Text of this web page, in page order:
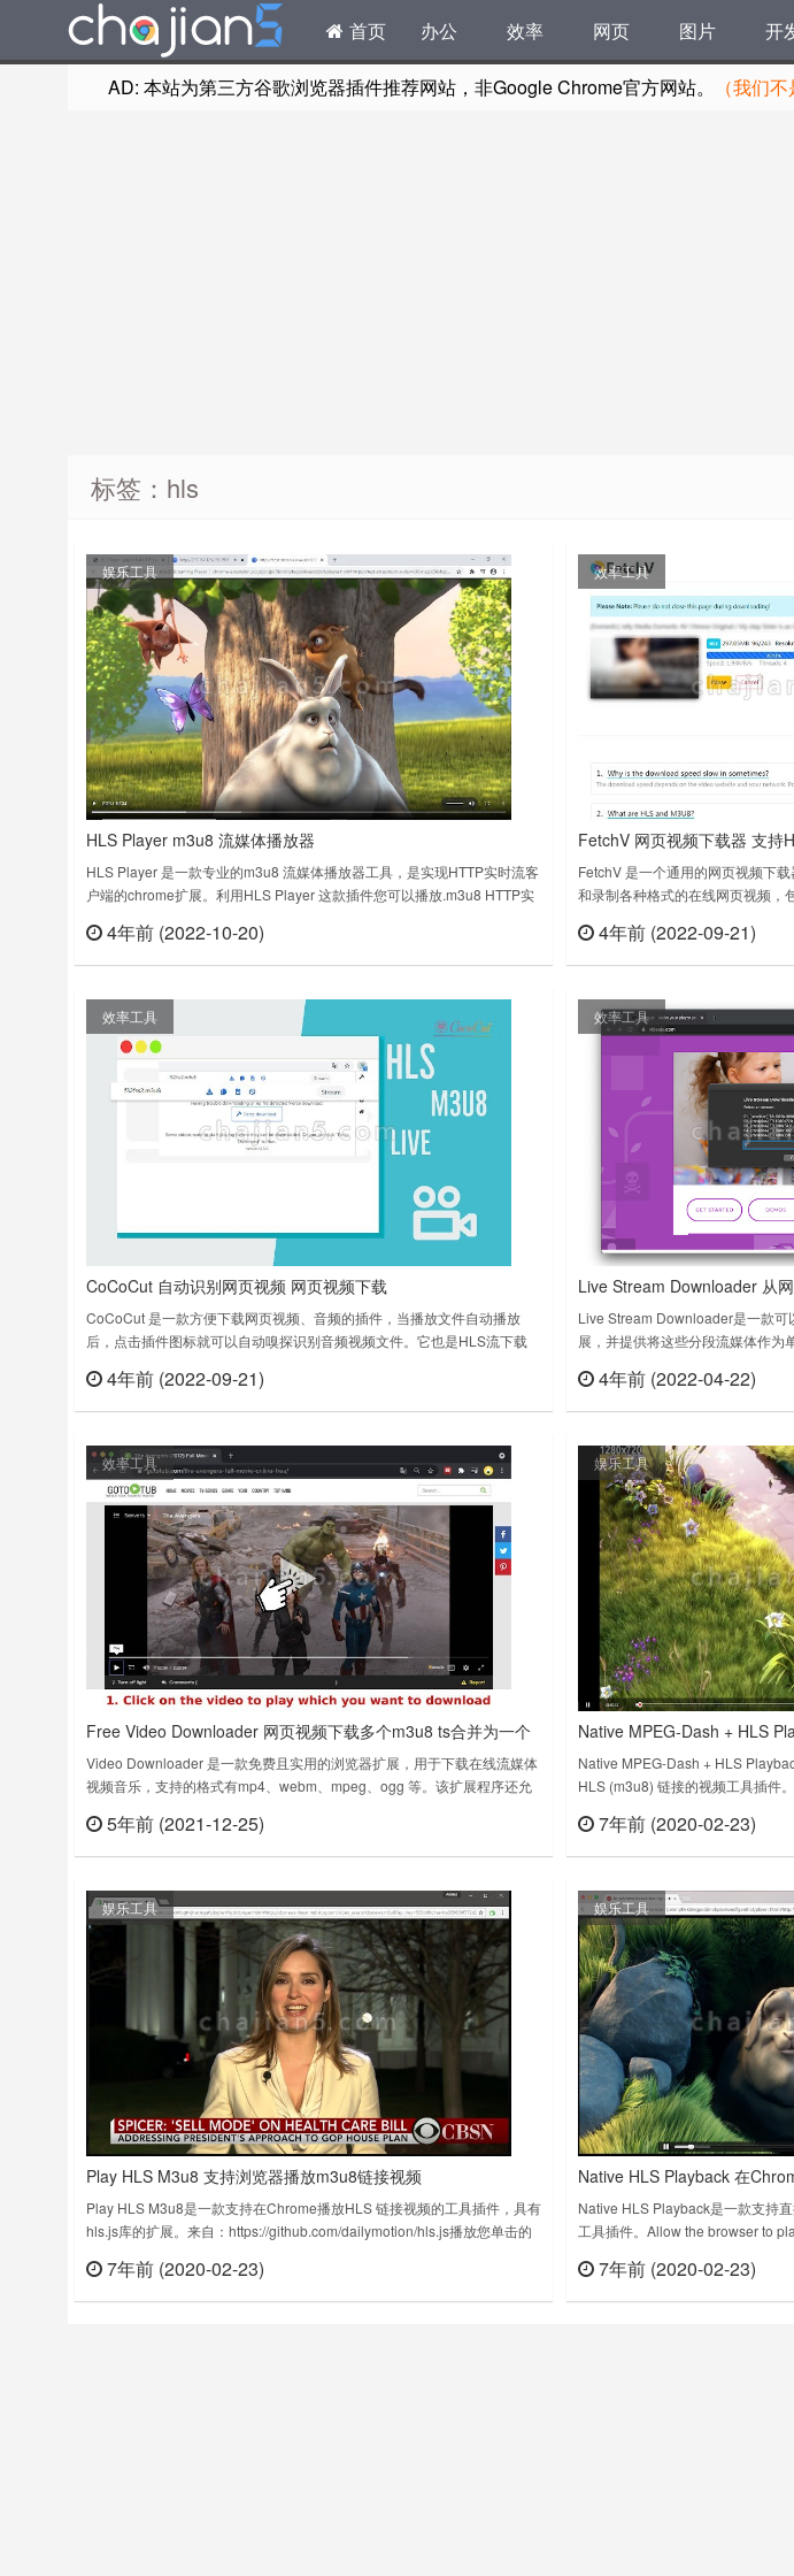
首页 办公 效率 网页 图片 开
AD: 本站为第三方谷歌浏览器插件推荐网站，非Google Chrome官方网站。 （我们
标签：hls
娱乐工具
HLS Player m3u8 流媒体播放器
HLS Player 是一款专业的m3u8 流媒体播放器工具，是实现HTTP实时流客
户端的chrome扩展。利用HLS Player 这款插件您可以播放.m3u8 HTTP实
播放，它通过将MPEG-2传输流和AAC/MP3流转换为ISO BMFF（MP4）片
段……
4年前 (2022-10-20)
效率工具
FetchV 网页视频下载器 支持
FetchV 是一个通用的网页视频下
和录制各种格式的在线网页视频
频、流式视频、mp4、webm等主
新日期：2022年8月19日……
4年前 (2022-09-21)
效率工具
CoCoCut 自动识别网页视频 网页视频下载
CoCoCut 是一款方便下载网页视频、音频的插件，当播放文件自动播放
后，点击插件图标就可以自动嗅探识别音频视频文件。它也是HLS流下载
合并到MP4中。CoCoCut v2.53上次更新日期：2022年7月22日……
4年前 (2022-09-21)
效率工具
Live Stream Downloader 从
频音频
Live Stream Downloader是一款
展，并提供将这些分段流媒体作为
动合并所有片段。为了提高下载能
始页面。这个扩展使用多个线程
4年前 (2022-04-22)
效率工具
Free Video Downloader 网页视频下载多个m3u8 ts合并为一个
ts文件
Video Downloader 是一款免费且实用的浏览器扩展，用于下载在线流媒体
视频音乐，支持的格式有mp4、webm、mpeg、ogg 等。该扩展程序还允
形式保存到您的计算机，并且在新版本中，插件可以将嗅探的多个流式
MPEG-DASH 视频音频和视频合并成一……
5年前 (2021-12-25)
娱乐工具
Native MPEG-Dash + HLS
和MPEG-DASH本地播放
Native MPEG-Dash + HLS
HLS (m3u8) 链接的视频工具插件
新的选项卡中播放。默认情况下，
件。这个插件检查任何链接，看
7年前 (2020-02-23)
娱乐工具
Play HLS M3u8 支持浏览器播放m3u8链接视频
Play HLS M3u8是一款支持在Chrome播放HLS 链接视频的工具插件，具有
hls.js库的扩展。来自：https://github.com/dailymotion/hls.js播放您单击的
版本：1.4上次更新日期：2019年3月4日Play HL……
7年前 (2020-02-23)
娱乐工具
Native HLS Playback 在
Native HLS Playback是一款支持
工具插件。Allow the browser to
年4月8日……
7年前 (2020-02-23)